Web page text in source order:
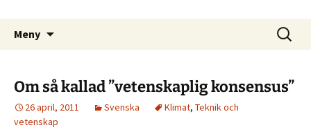
Meny
Sök
efter:
Om så kallad ”vetenskaplig konsensus”
26 april, 2011 Svenska Klimat, Teknik och
vetenskap